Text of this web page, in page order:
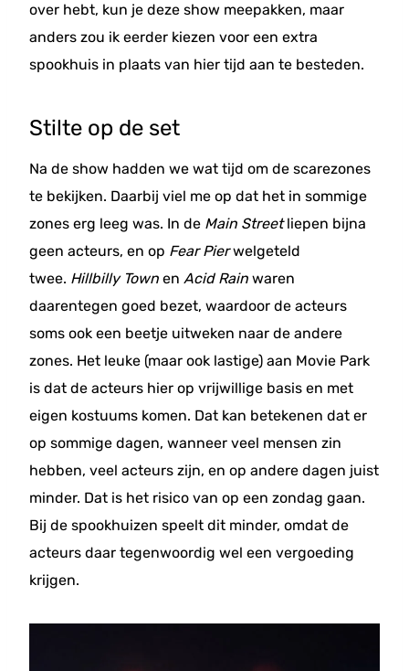
over hebt, kun je deze show meepakken, maar
anders zou ik eerder kiezen voor een extra
spookhuis in plaats van hier tijd aan te besteden.
Stilte op de set
Na de show hadden we wat tijd om de scarezones
te bekijken. Daarbij viel me op dat het in sommige
zones erg leeg was. In de Main Streetliepen bijna
geen acteurs, en op Fear Pierwelgeteld
twee. Hillbilly Town en Acid Rain waren
daarentegen goed bezet, waardoor de acteurs
soms ook een beetje uitweken naar de andere
zones. Het leuke (maar ook lastige) aan Movie Park
is dat de acteurs hier op vrijwillige basis en met
eigen kostuums komen. Dat kan betekenen dat er
op sommige dagen, wanneer veel mensen zin
hebben, veel acteurs zijn, en op andere dagen juist
minder. Dat is het risico van op een zondag gaan.
Bij de spookhuizen speelt dit minder, omdat de
acteurs daar tegenwoordig wel een vergoeding
krijgen.